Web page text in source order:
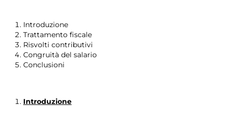
Introduzione
Trattamento fiscale
Risvolti contributivi
Congruità del salario
Conclusioni
Introduzione